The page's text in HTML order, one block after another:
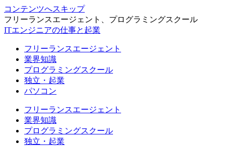
コンテンツへスキップ
フリーランスエージェント、プログラミングスクール
ITエンジニアの仕事と起業
フリーランスエージェント
業界知識
プログラミングスクール
独立・起業
パソコン
フリーランスエージェント
業界知識
プログラミングスクール
独立・起業